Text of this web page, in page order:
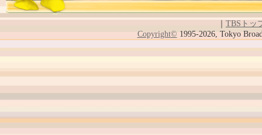
｜ TBSトッ
Copyright© 1995-2026, Tokyo